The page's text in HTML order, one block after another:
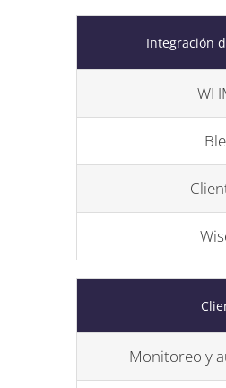
Integración
Monitoreo y